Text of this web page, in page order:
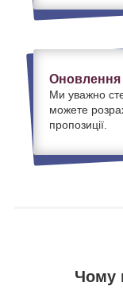
Оновлення
Ми уважно
можете
пропозиції.
Чому